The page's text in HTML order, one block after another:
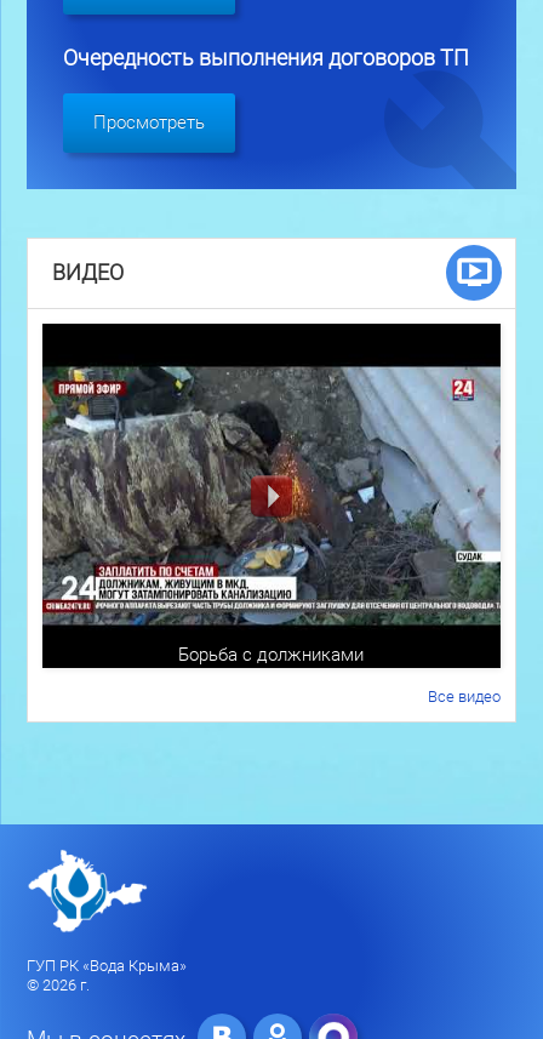
Очередность выполнения договоров ТП
Просмотреть
ВИДЕО
Борьба с должниками
Все видео
ГУП РК «Вода Крыма»
© 2026 г.